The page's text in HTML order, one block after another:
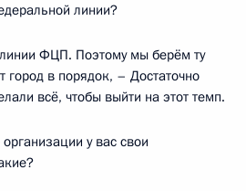
линии?
ФЦП. Поэтому мы берём ту
город в порядок, – Достаточно
всё, чтобы выйти на этот темп.
у вас свои